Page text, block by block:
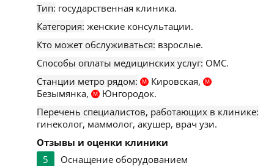
Тип: государственная клиника.
Категория: женские консультации.
Кто может обслуживаться: взрослые.
Способы оплаты медицинских услуг: ОМС.
Станции метро рядом:
М Кировская, М
Безымянка, М
Юнгородок.
Перечень специалистов, работающих в клинике:
гинеколог, маммолог, акушер, врач узи.
Отзывы и оценки клиники
5
Оснащение оборудованием